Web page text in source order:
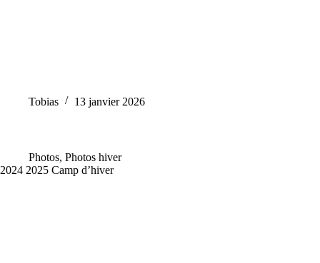
Tobias 13 janvier 2026
Photos, Photos hiver
2024 2025 Camp d’hiver